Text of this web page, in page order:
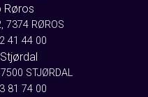
Røros
7374 RØROS
41 44 00
STJØRDAL
81 74 00